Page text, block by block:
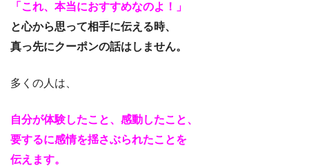
「これ、本当におすすめなのよ！」
と心から思って相手に伝える時、
真っ先にクーポンの話はしません。
多くの人は、
自分が体験したこと、感動したこと、
要するに感情を揺さぶられたことを
伝えます。